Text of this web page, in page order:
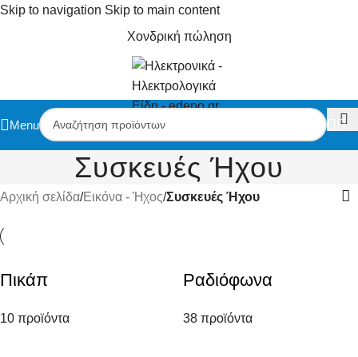
Skip to navigation Skip to main content
Χονδρική πώληση
Menu
Συσκευές Ήχου
Αρχική σελίδα/Εικόνα - Ήχος/Συσκευές Ήχου
Πικάπ
10 προϊόντα
Ραδιόφωνα
38 προϊόντα